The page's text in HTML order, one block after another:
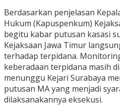
Berdasarkan penjelasan
Hukum (Kapuspenkum)
begitu kabar putusan kasasi
Kejaksaan Jawa Timur
terhadap terpidana.
keberadaan terpidana masih
menunggu Kejari Surabaya
putusan MA yang menjadi
dilaksanakannya eksekusi.